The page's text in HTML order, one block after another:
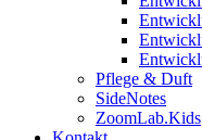
Pflege & Duft
SideNotes
ZoomLab.Kids